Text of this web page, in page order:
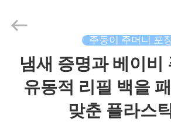
Guangzhou
Yucai
Reserved.
주둥이 주머니 포
냄새 증명과 베이비
유동적 리필 백을
맞춘 플라스